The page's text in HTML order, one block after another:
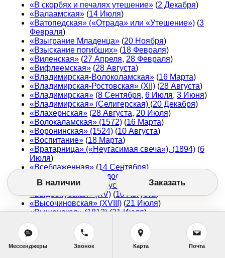
«В скорбях и печалях утешение»(2 Декабря)
«Валаамская»(14 Июля)
«Ватопедская» («Отрада» или «Утешение»)(3
Февраля)
«Взыграние Младенца»(20 Ноября)
«Взыскание погибших»(18 Февраля)
«Виленская»(27 Апреля, 28 Февраля)
«Вифлеемская»(28 Августа)
«Владимирская-Волоколамская»(16 Марта)
«Владимирская-Ростовская» (ХII)(28 Августа)
«Владимирская»(8 Сентября, 6 Июля, 3 Июня)
«Владимирская» (Селигерская) (20 Декабря)
«Влахернская»(28 Августа, 20 Июля)
«Волокаламская» (1572)(16 Марта)
«Воронинская» (1524)(10 Августа)
«Воспитание»(18 Марта)
«Вратарница» («Неугасимая свеча»), (1894)(6
Июля)
«Всеблаженная»(14 Сентября)
«Всех скорбящих Радость»
«Всецарица»( 31 Августа
«Выдропусская» (ХV)(10 Августа)
«Высочиновская» (ХVIII)(21 Июля)
«Вышенская» (1812)(21 Июля)
«Вязниковская» (1624)
21 Июля
В наличии Заказать
Мессенджеры Звонок Карта Почта